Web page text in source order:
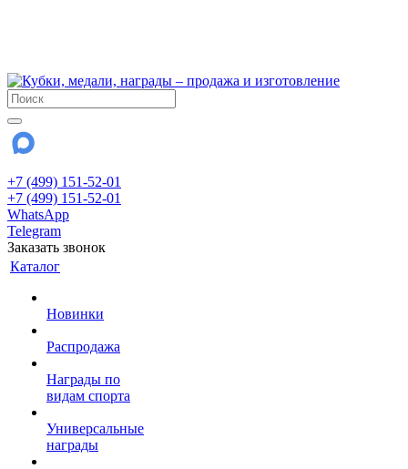
+7 (499) 151-52-01
+7 (499) 151-52-01
WhatsApp
Telegram
Заказать звонок
Каталог
Новинки
Распродажа
Награды по
видам спорта
Универсальные
награды